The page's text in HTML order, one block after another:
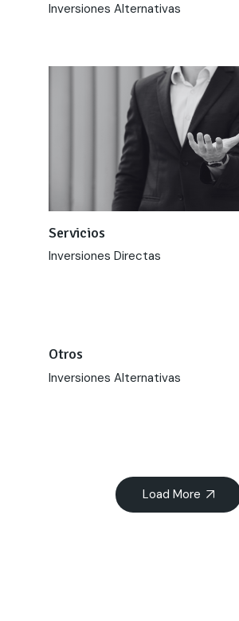
Inversiones Alternativas
Servicios
Inversiones Directas
Otros
Inversiones Alternativas
Load More